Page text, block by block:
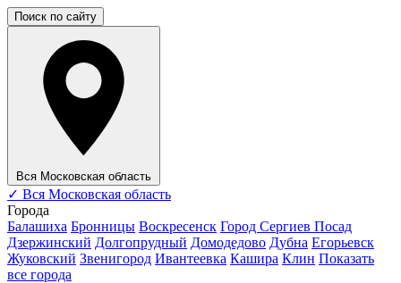
Поиск по сайту
Вся Московская область
✓ Вся Московская область
Города
Балашиха Бронницы Воскресенск Город Сергиев Посад
Дзержинский Долгопрудный Домодедово Дубна Егорьевск
Жуковский Звенигород Ивантеевка Кашира Клин Показать
все города